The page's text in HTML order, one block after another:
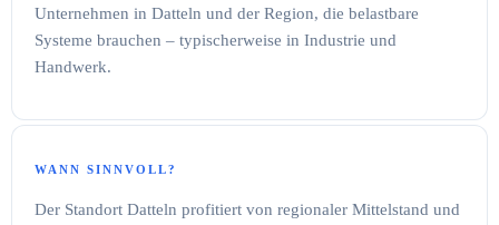
Unternehmen in Datteln und der Region, die belastbare
Systeme brauchen – typischerweise in Industrie und
Handwerk.
WANN SINNVOLL?
Der Standort Datteln profitiert von regionaler Mittelstand und